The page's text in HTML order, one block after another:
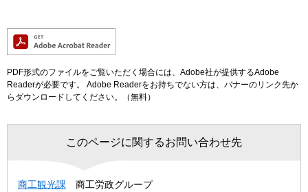
PDF形式のファイルをご覧いただく場合には、Adobe社が提供するAdobe
Readerが必要です。
Adobe Readerをお持ちでない方は、バナーのリンク先か
らダウンロードしてください。（無料）
このページに関するお問い合わせ先
商工観光課
商工労政グループ